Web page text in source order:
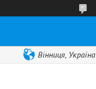
Вінниця, Україна